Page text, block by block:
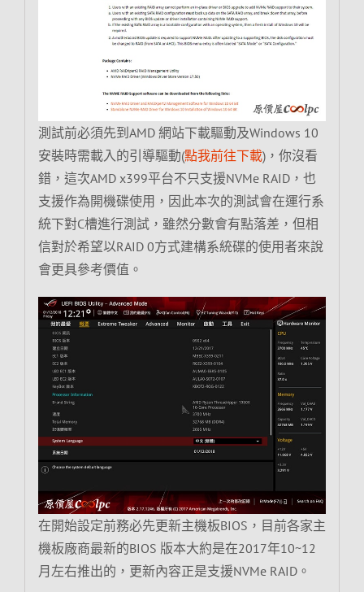
測試前必須先到AMD 網站下載驅動及Windows 10
安裝時需載入的引導驅動(點我前往下載)，你沒看
錯，這次AMD x399平台不只支援NVMe RAID，也
支援作為開機碟使用，因此本次的測試會在運行系
統下對C槽進行測試，雖然分數會有點落差，但相
信對於希望以RAID 0方式建構系統碟的使用者來說
會更具參考價值。
在開始設定前務必先更新主機板BIOS，目前各家主
機板廠商最新的BIOS 版本大約是在2017年10~12
月左右推出的，更新內容正是支援NVMe RAID。